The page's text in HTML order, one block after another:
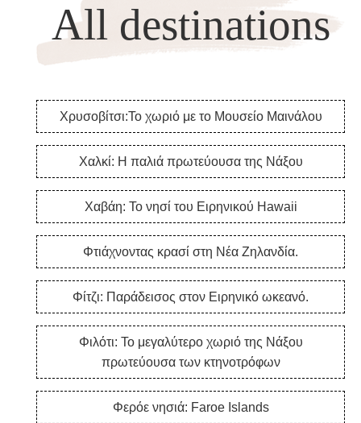
All destinations
Χρυσοβίτσι:Το χωριό με το Μουσείο Μαινάλου
Χαλκί: Η παλιά πρωτεύουσα της Νάξου
Χαβάη: Το νησί του Ειρηνικού Hawaii
Φτιάχνοντας κρασί στη Νέα Ζηλανδία.
Φίτζι: Παράδεισος στον Ειρηνικό ωκεανό.
Φιλότι: Το μεγαλύτερο χωριό της Νάξου
πρωτεύουσα των κτηνοτρόφων
Φερόε νησιά: Faroe Islands